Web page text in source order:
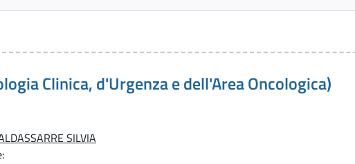
Clinica, d'Urgenza e dell'Area Oncologica)
SILVIA